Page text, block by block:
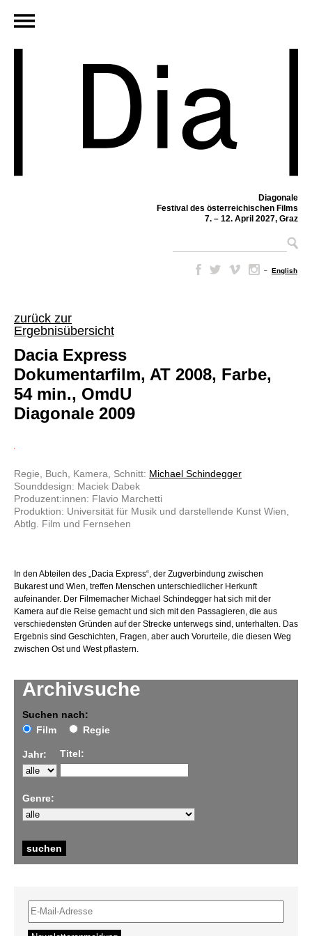
Diagonale
Festival des österreichischen Films
7. – 12. April 2027, Graz
– English
zurück zur
Ergebnisübersicht
Archivsuche
Suchen nach:
Film
Regie
Jahr: Titel:
Genre:
Dacia Express
Dokumentarfilm, AT 2008, Farbe,
54 min., OmdU
Diagonale 2009
Regie, Buch, Kamera, Schnitt: Michael Schindegger
Sounddesign: Maciek Dabek
Produzent:innen: Flavio Marchetti
Produktion: Universität für Musik und darstellende Kunst Wien,
Abtlg. Film und Fernsehen
In den Abteilen des „Dacia Express“, der Zugverbindung zwischen
Bukarest und Wien, treffen Menschen unterschiedlicher Herkunft
aufeinander. Der Filmemacher Michael Schindegger hat sich mit der
Kamera auf die Reise gemacht und sich mit den Passagieren, die aus
verschiedensten Gründen auf der Strecke unterwegs sind, unterhalten. Das
Ergebnis sind Geschichten, Fragen, aber auch Vorurteile, die diesen Weg
zwischen Ost und West pflastern.